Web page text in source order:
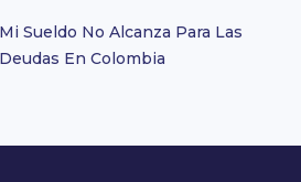
Mi Sueldo No Alcanza Para Las
Deudas En Colombia